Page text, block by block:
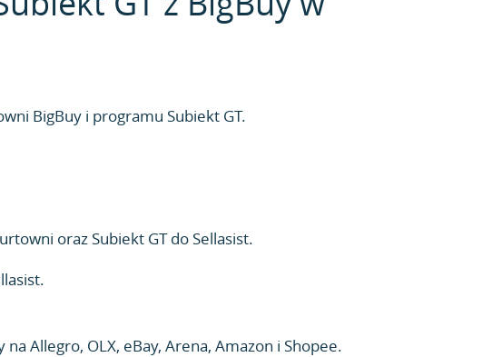
BigBuy i programu Subiekt GT.
oraz Subiekt GT do Sellasist.
Allegro, OLX, eBay, Arena, Amazon i Shopee.